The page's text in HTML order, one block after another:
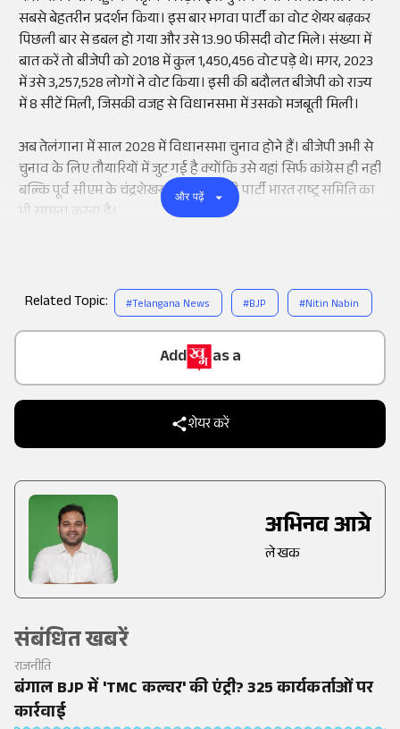
Add
as a
Trusted Source on
शेयर करें
अभिनव आत्रे
लेखक
संबंधित खबरें
राजनीति
बंगाल BJP में 'TMC कल्चर' की एंट्री? 325 कार्यकर्ताओं पर
कार्रवाई
सबसे बेहतरीन प्रदर्शन किया। इस बार भगवा पार्टी का वोट शेयर बढ़कर
पिछली बार से डबल हो गया और उसे 13.90 फीसदी वोट मिले। संख्या में
बात करें तो बीजेपी को 2018 में कुल 1,450,456 वोट पड़े थे। मगर, 2023
में उसे 3,257,528 लोगों ने वोट किया। इसी की बदौलत बीजेपी को राज्य
में 8 सीटें मिली, जिसकी वजह से विधानसभा में उसको मजबूती मिली।
अब तेलंगाना में साल 2028 में विधानसभा चुनाव होने हैं। बीजेपी अभी से
चुनाव के लिए तौयारियों में जुट गई है क्योंकि उसे यहां सिर्फ कांग्रेस ही नहीं
बल्कि पूर्व सीएम के चंद्रशेखर राव और उनकी पार्टी भारत राष्ट्र समिति का
भी सामना करना है।
और पढ़ें
Related Topic: #Telangana News #BJP #Nitin Nabin